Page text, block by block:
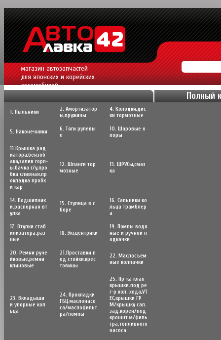
магазин автозапчастей
для японских и корейских
автомобилей.
Полный
1. Пыльники
2. Амортизатор
ы,пружины
4. Колодки,дис
ки тормозные
5. Наконечники
6. Тяги рулевы
е
10. Шаровые о
поры
11.Крышка рад
иатора,бензоб
ака,залив горл-
ы,бачка г/у,про
бка сливная,пр
окладка пробк
и кар
12. Шланги тор
мозные
13. ШРУСы,cмаз
ка
14. Подшипник
и.распорная вт
улка
15. Ступица в с
боре
16. Сальники ко
льца трамблер
а
17. Втулки стаб
илизатора.раз
ные
18. Эксцентрики
19. Помпы водя
ные и ручной п
одкачки
20. Ремни руче
йковые,ремни
клиновые
21.Проставки п
од стойки,крес
товины
22. Маслосъем
ные колпачки
23. Вкладыши
и упорные кол
ьца
24. Прокладки
ГБЦ.маслонасо
са/маслофильт
ра/помпы
25. Пр-ка клап
крышки.под ре
г-р хол. хода,VT
EC,крышки ГР
М/крышку сал.
зад.корен/под
кроншт м/филь
тра.топливного
насоса